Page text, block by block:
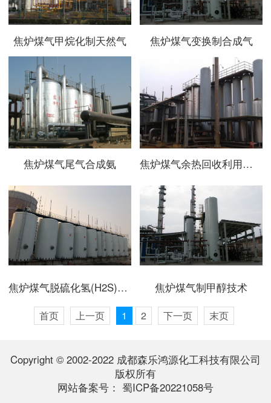
焦炉煤气甲烷化制天然气 焦炉煤气变换制合成气
焦炉煤气尾气合成氨 焦炉煤气余热回收利用技术
焦炉煤气脱硫化氢(H2S)﹑苯﹑萘﹑焦油 焦炉煤气制甲醇技术
首页 上一页 1 2 下一页 末页
Copyright © 2002-2022 成都森乐鸿源化工科技有限公司
版权所有
网站备案号： 蜀ICP备20221058号